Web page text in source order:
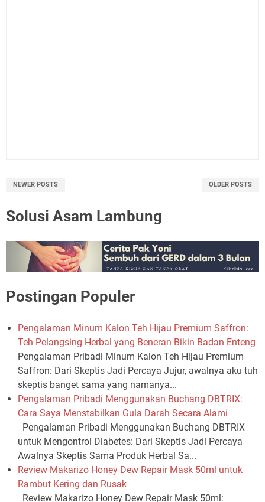
NEWER POSTS OLDER POSTS
Solusi Asam Lambung
Postingan Populer
Pengalaman Minum Kalon Teh Hijau Premium Saffron:
Teh Pelangsing Herbal yang Beneran Bikin Badan Enteng
Pengalaman Pribadi Minum Kalon Teh Hijau Premium
Saffron: Dari Skeptis Jadi Percaya Jujur, awalnya aku tuh
skeptis banget sama yang namanya...
Pengalaman Pribadi Menggunakan Buchang DBTRIX:
Cara Saya Menstabilkan Gula Darah Secara Alami
Pengalaman Pribadi Menggunakan Buchang DBTRIX
untuk Mengontrol Diabetes: Dari Skeptis Jadi Percaya
Awalnya Skeptis Sama Produk Herbal Sa...
Review Makarizo Honey Dew Repair Mask 50ml untuk
Rambut Kering dan Rusak
Review Makarizo Honey Dew Repair Mask 50ml: